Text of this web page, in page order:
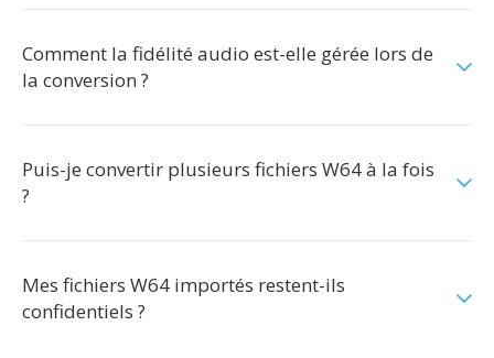
Comment la fidélité audio est-elle gérée lors de
la conversion ?
Puis-je convertir plusieurs fichiers W64 à la fois
?
Mes fichiers W64 importés restent-ils
confidentiels ?